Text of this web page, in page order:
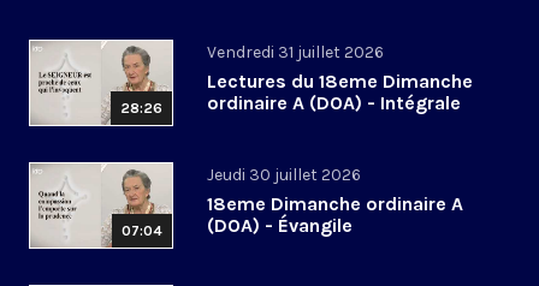
28:26
Vendredi 31 juillet 2026
Lectures du 18eme Dimanche
ordinaire A (DOA) - Intégrale
07:04
Jeudi 30 juillet 2026
18eme Dimanche ordinaire A
(DOA) - Évangile